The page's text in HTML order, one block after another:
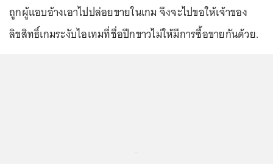
ถูกผู้แอบอ้างเอาไปปล่อยขายในเกม จึงจะไปขอให้เจ้าของ
ลิขสิทธิ์เกมระงับไอเทมที่ชื่อปีกขาวไม่ให้มีการซื้อขายกันด้วย.